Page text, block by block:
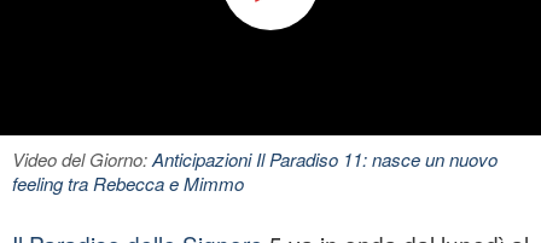
Video del Giorno:Anticipazioni Il Paradiso 11: nasce un nuovo
feeling tra Rebecca e Mimmo